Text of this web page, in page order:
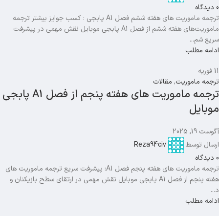
0 دیدگاه
ترجمه ماموریت های هفته ششم فصل A1 پابجی : کسب جوایز بیشتر ترجمه
ماموریت‌های هفته ششم از فصل A1 پابجی موبایل نقش مهمی در پیشرفت
سریع شم...
ادامه مطلب
11فوریه
ترجمه ماموریت, مقالات
ترجمه ماموریت های هفته پنجم از فصل A1 پابجی
موبایل
آگوست 19, 2025
ارسال توسط
Reza94civ
0 دیدگاه
ترجمه ماموریت های هفته پنجم فصل A1: پیشرفت سریع ترجمه ماموریت های
هفته پنجم از فصل A1 پابجی موبایل نقش مهمی در ارتقای سطح بازیکنان و
د...
ادامه مطلب